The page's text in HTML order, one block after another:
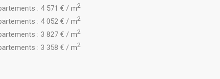
: 4 571 € / m2
: 4 052 € / m2
: 3 827 € / m2
: 3 358 € / m2